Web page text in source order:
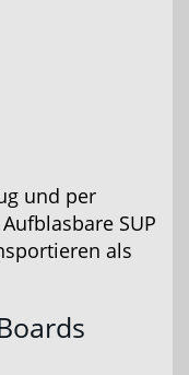
und per
SUP
als